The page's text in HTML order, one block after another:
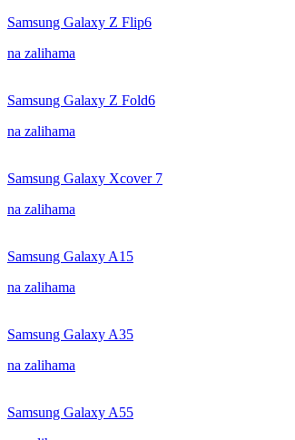
Samsung Galaxy Z Flip6
na zalihama
Samsung Galaxy Z Fold6
na zalihama
Samsung Galaxy Xcover 7
na zalihama
Samsung Galaxy A15
na zalihama
Samsung Galaxy A35
na zalihama
Samsung Galaxy A55